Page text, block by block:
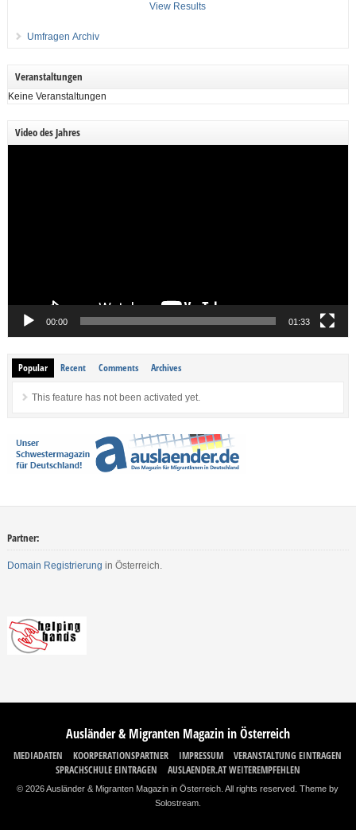
View Results
Umfragen Archiv
Veranstaltungen
Keine Veranstaltungen
Video des Jahres
00:00 01:33
Popular Recent Comments Archives
This feature has not been activated yet.
Partner:
Domain Registrierung in Österreich.
Ausländer & Migranten Magazin in Österreich
MEDIADATEN KOORPERATIONSPARTNER IMPRESSUM
VERANSTALTUNG EINTRAGEN
SPRACHSCHULE EINTRAGEN
AUSLAENDER.AT WEITEREMPFEHLEN
© 2026 Ausländer & Migranten Magazin in Österreich. All rights reserved.Theme by
Solostream.